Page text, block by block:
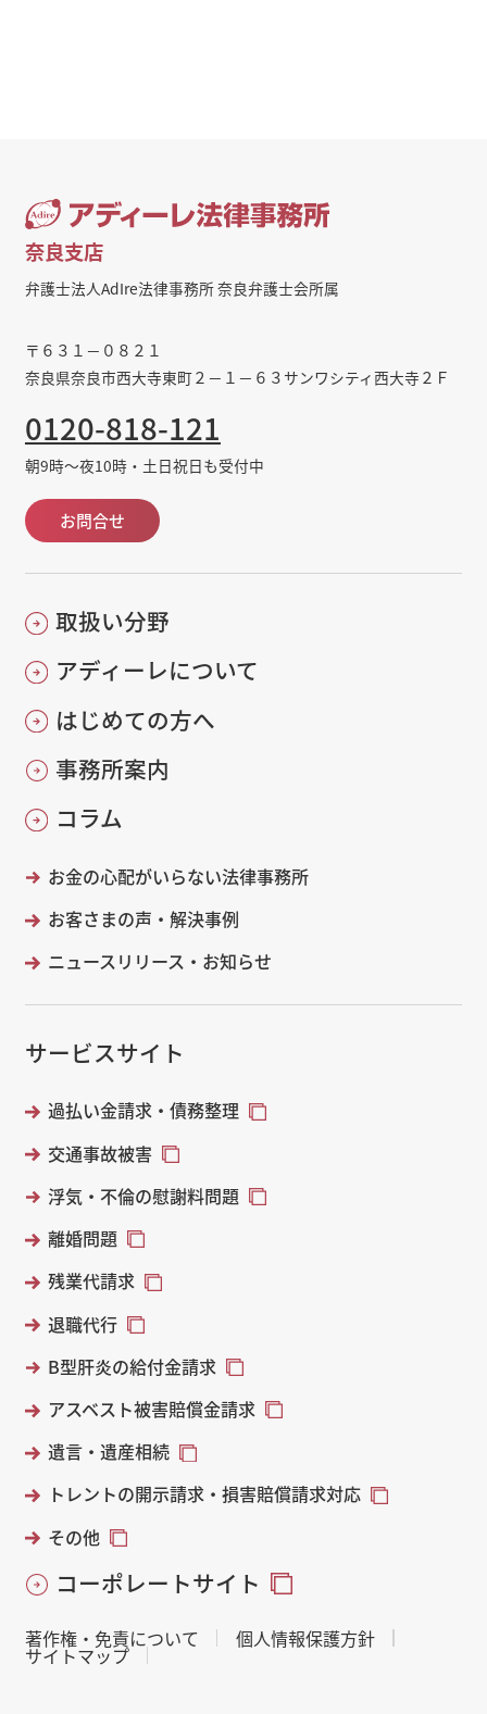
奈良支店
弁護士法人AdIre法律事務所 奈良弁護士会所属
〒６３１－０８２１
奈良県奈良市西大寺東町２－１－６３サンワシティ西大寺２Ｆ
0120-818-121
朝9時～夜10時・土日祝日も受付中
お問合せ
取扱い分野
アディーレについて
はじめての方へ
事務所案内
コラム
お金の心配がいらない法律事務所
お客さまの声・解決事例
ニュースリリース・お知らせ
サービスサイト
過払い金請求・債務整理
交通事故被害
浮気・不倫の慰謝料問題
離婚問題
残業代請求
退職代行
B型肝炎の給付金請求
アスベスト被害賠償金請求
遺言・遺産相続
トレントの開示請求・損害賠償請求対応
その他
コーポレートサイト
著作権・免責について 個人情報保護方針
サイトマップ